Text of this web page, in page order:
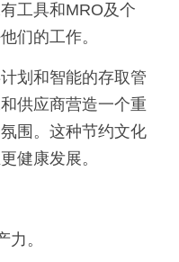
工具和MRO及个
们的工作。
划和智能的存取管
供应商营造一个重
围。这种节约文化
健康发展。
力。